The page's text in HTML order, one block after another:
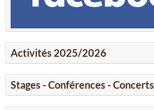
Activités 2025/2026
Stages - Conférences - Concerts